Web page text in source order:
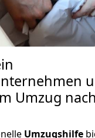
Umzug nach
Umzugshilfe